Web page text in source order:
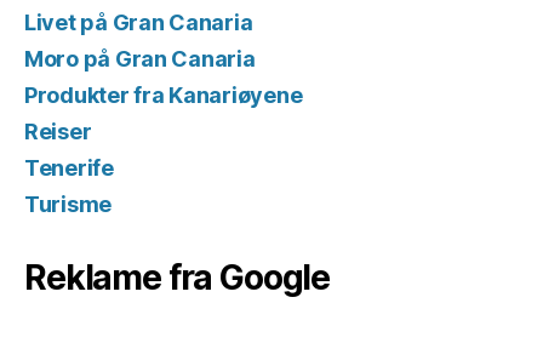
Livet på Gran Canaria
Moro på Gran Canaria
Produkter fra Kanariøyene
Reiser
Tenerife
Turisme
Reklame fra Google